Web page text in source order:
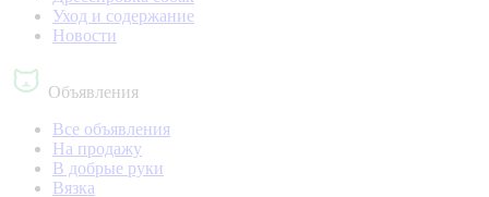
Уход и содержание
Новости
Объявления
Все объявления
На продажу
В добрые руки
Вязка